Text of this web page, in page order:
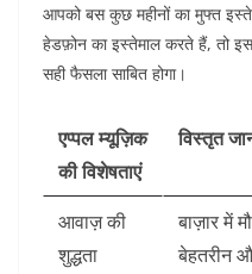
आपको बस कुछ महीनों का मुफ्त
हेडफ़ोन का इस्तेमाल करते हैं, तो
सही फैसला साबित होगा।
एप्पल म्यूज़िक
की विशेषताएं
विस्तृत
आवाज़ की
शुद्धता
बाज़ार में
बेहतरीन